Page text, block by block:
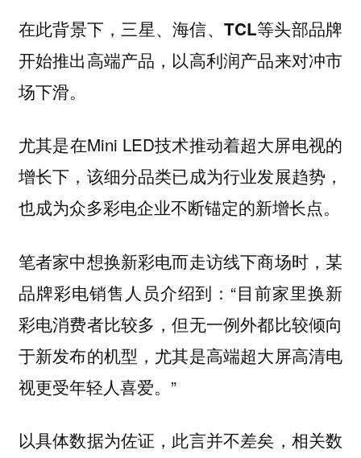
在此背景下，三星、海信、TCL等头部品牌
开始推出高端产品，以高利润产品来对冲市
场下滑。
尤其是在Mini LED技术推动着超大屏电视的
增长下，该细分品类已成为行业发展趋势，
也成为众多彩电企业不断锚定的新增长点。
笔者家中想换新彩电而走访线下商场时，某
品牌彩电销售人员介绍到：“目前家里换新
彩电消费者比较多，但无一例外都比较倾向
于新发布的机型，尤其是高端超大屏高清电
视更受年轻人喜爱。”
以具体数据为佐证，此言并不差矣，相关数